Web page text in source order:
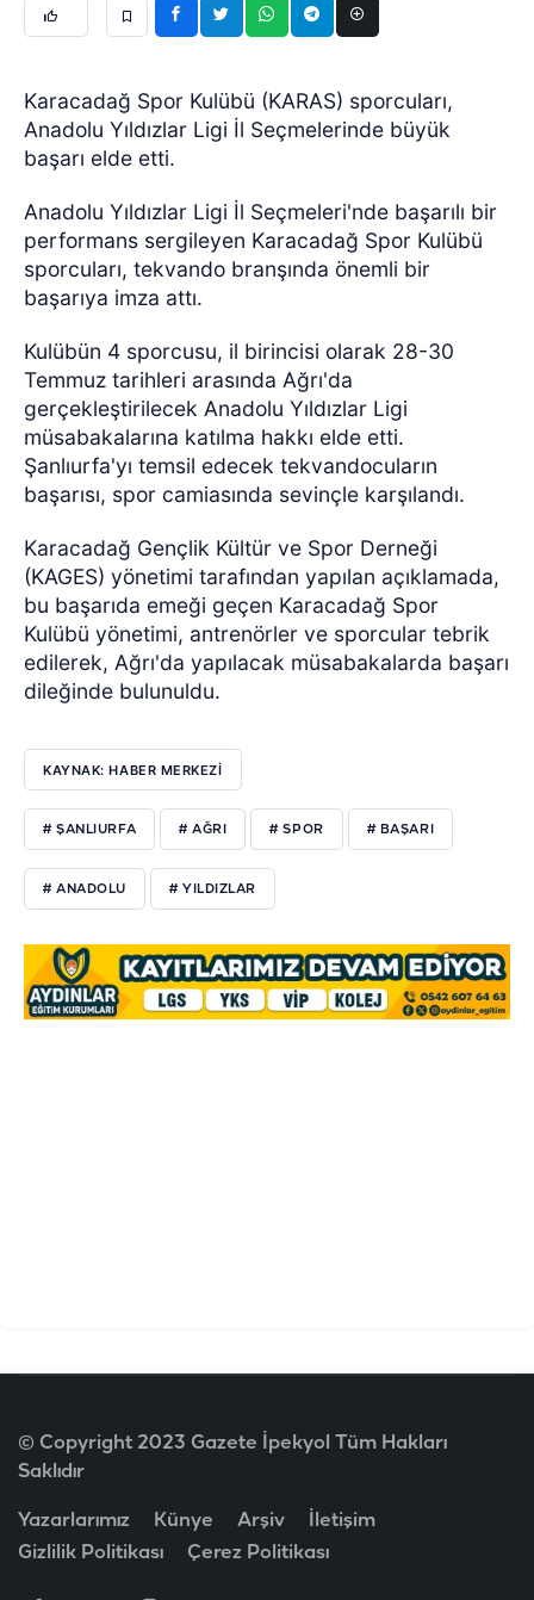
Karacadağ Spor Kulübü (KARAS) sporcuları,
Anadolu Yıldızlar Ligi İl Seçmelerinde büyük
başarı elde etti.
Anadolu Yıldızlar Ligi İl Seçmeleri'nde başarılı bir
performans sergileyen Karacadağ Spor Kulübü
sporcuları, tekvando branşında önemli bir
başarıya imza attı.
Kulübün 4 sporcusu, il birincisi olarak 28-30
Temmuz tarihleri arasında Ağrı'da
gerçekleştirilecek Anadolu Yıldızlar Ligi
müsabakalarına katılma hakkı elde etti.
Şanlıurfa'yı temsil edecek tekvandocuların
başarısı, spor camiasında sevinçle karşılandı.
Karacadağ Gençlik Kültür ve Spor Derneği
(KAGES) yönetimi tarafından yapılan açıklamada,
bu başarıda emeği geçen Karacadağ Spor
Kulübü yönetimi, antrenörler ve sporcular tebrik
edilerek, Ağrı'da yapılacak müsabakalarda başarı
dileğinde bulunuldu.
KAYNAK: HABER MERKEZİ
# ŞANLIURFA # AĞRI # SPOR # BAŞARI
# ANADOLU # YILDIZLAR
© Copyright 2023 Gazete İpekyol Tüm Hakları
Saklıdır
Yazarlarımız Künye Arşiv
İletişim
Gizlilik Politikası
Çerez Politikası